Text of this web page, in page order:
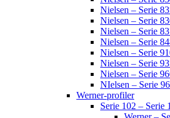
Nielsen – Serie
Nielsen – Serie
Nielsen – Serie
Nielsen – Serie
Nielsen – Serie
Nielsen – Serie
Nielsen – Serie
NIelsen – Serie
Werner-profiler
Serie 102 – Serie